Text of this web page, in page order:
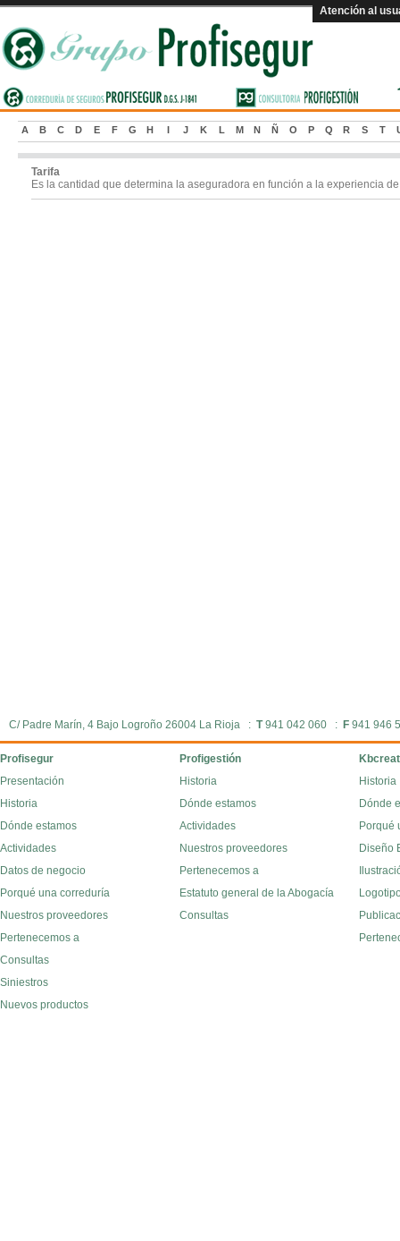
Atención al
A B C D E F G H I J K L M N Ñ O P Q R S T
Tarifa
Es la cantidad que determina la aseguradora en función a la experiencia
C/ Padre Marín, 4 Bajo Logroño 26004 La Rioja : T941 042 060 : F 941
Profisegur Profigestión
Presentación
Historia
Dónde estamos
Actividades
Datos de negocio
Porqué una correduría
Nuestros proveedores
Pertenecemos a
Consultas
Siniestros
Nuevos productos
Historia
Dónde estamos
Actividades
Nuestros proveedores
Pertenecemos a
Estatuto general de la Abogacía
Consultas
Historia
Dónde
Porqué
Diseño